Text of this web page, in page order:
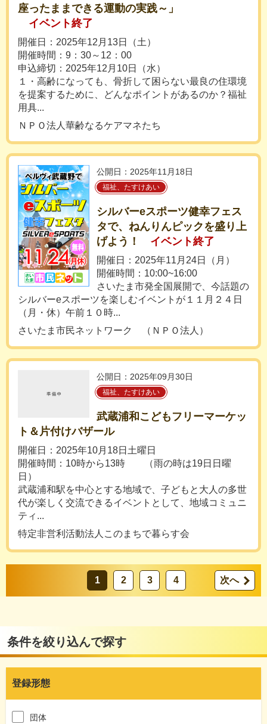
座ったままできる運動の実践～」
イベント終了
開催日：2025年12月13日（土）
開催時間：9：30～12：00
申込締切：2025年12月10日（水）
１・高齢になっても、骨折して困らない最良の住環境
を提案するために、どんなポイントがあるのか？福祉
用具...
ＮＰＯ法人華齢なるケアマネたち
公開日：2025年11月18日
福祉、たすけあい
シルバーeスポーツ健幸フェス
タで、ねんりんピックを盛り上
げよう！
イベント終了
開催日：2025年11月24日（月）
開催時間：10:00~16:00
さいたま市発全国展開で、今話題の
シルバーeスポーツを楽しむイベントが１１月２４日
（月・休）午前１０時...
さいたま市民ネットワーク （ＮＰＯ法人）
公開日：2025年09月30日
福祉、たすけあい
武蔵浦和こどもフリーマーケッ
ト＆片付けバザール
開催日：2025年10月18日土曜日
開催時間：10時から13時 （雨の時は19日日曜
日）
武蔵浦和駅を中心とする地域で、子どもと大人の多世
代が楽しく交流できるイベントとして、地域コミュニ
ティ...
特定非営利活動法人このまちで暮らす会
1 2 3 4 次へ
条件を絞り込んで探す
登録形態
団体